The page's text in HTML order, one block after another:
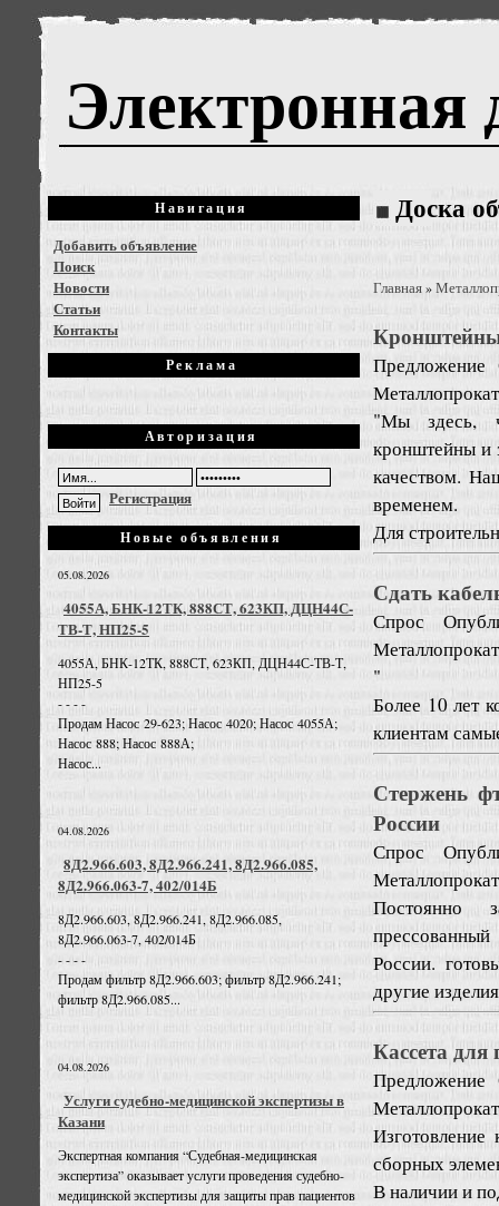
Электронная
Навигация
Добавить объявление
Поиск
Новости
Статьи
Контакты
Реклама
Авторизация
Регистрация
Новые объявления
05.08.2026
4055А, БНК-12ТК, 888СТ, 623КП, ДЦН44С-
ТВ-Т, НП25-5
4055А, БНК-12ТК, 888СТ, 623КП, ДЦН44С-ТВ-Т,
НП25-5
- - - -
Продам Насос 29-623; Насос 4020; Насос 4055А;
Насос 888; Насос 888А;
Насос...
04.08.2026
8Д2.966.603, 8Д2.966.241, 8Д2.966.085,
8Д2.966.063-7, 402/014Б
8Д2.966.603, 8Д2.966.241, 8Д2.966.085,
8Д2.966.063-7, 402/014Б
- - - -
Продам фильтр 8Д2.966.603; фильтр 8Д2.966.241;
фильтр 8Д2.966.085...
04.08.2026
Услуги судебно-медицинской экспертизы в
Казани
Экспертная компания “Судебная-медицинская
экспертиза” оказывает услуги проведения судебно-
медицинской экспертизы для защиты прав пациентов
Доска
Главная»
Кронштейны
Предложение
"Мы здесь,
кронштейны и
качеством.
временем.
Для
Сдать
Спрос
"
Более 10 лет
клиентам
Стержень
России
Спрос
Постоянно
России.
другие
Кассета
Предложение
сборных
В наличии и